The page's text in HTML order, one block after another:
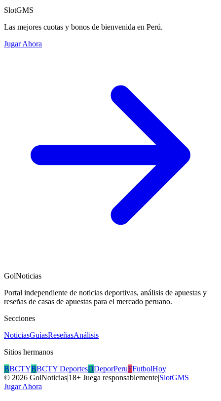
SlotGMS
Las mejores cuotas y bonos de bienvenida en Perú.
Jugar Ahora
GolNoticias
Portal independiente de noticias deportivas, análisis de apuestas y
reseñas de casas de apuestas para el mercado peruano.
Secciones
NoticiasGuíasReseñasAnálisis
Sitios hermanos
BBCTYBBCTY DeportesDDeporPeruFFutbolHoy
© 2026 GolNoticias|18+ Juega responsablemente|SlotGMS
Jugar Ahora